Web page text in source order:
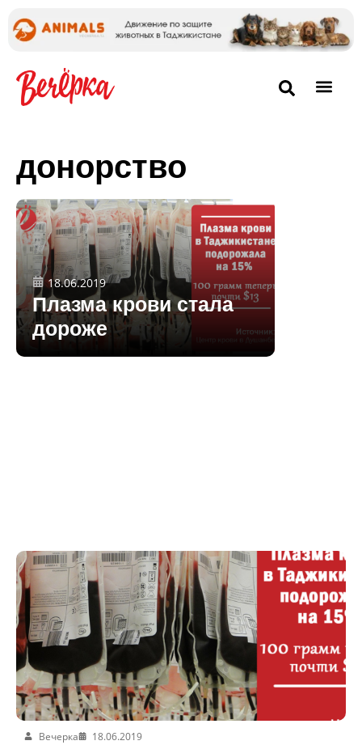
донорство
18.06.2019
Плазма крови стала
дороже
Вечерка
18.06.2019